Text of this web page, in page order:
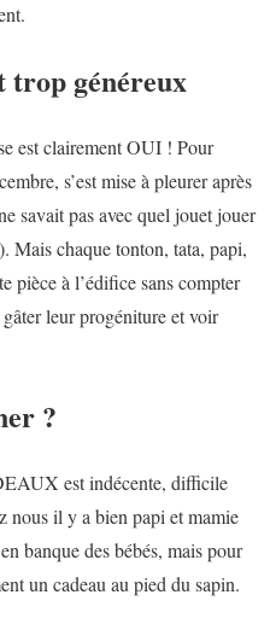
trop généreux
est clairement OUI ! Pour
s’est mise à pleurer après
savait pas avec quel jouet jouer
Mais chaque tonton, tata, papi,
pièce à l’édifice sans compter
leur progéniture et voir
?
est indécente, difficile
nous il y a bien papi et mamie
banque des bébés, mais pour
un cadeau au pied du sapin.